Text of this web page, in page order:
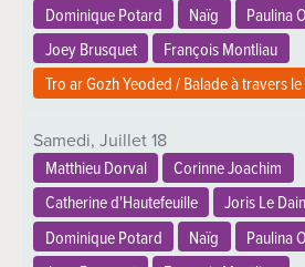
Dominique Potard
Naïg
Paulina
Joey Brusquet
François Montliau
Tro ar Gozh Yeoded / Balade à travers
Samedi, Juillet18
Matthieu Dorval
Corinne Joachim
Catherine d'Hautefeuille
Joris Le Dain
Dominique Potard
Naïg
Paulina